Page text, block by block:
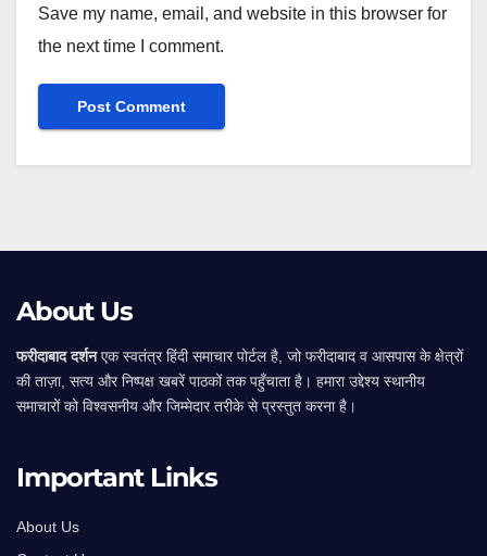
Save my name, email, and website in this browser for
the next time I comment.
About Us
फरीदाबाद दर्शनएक स्वतंत्र हिंदी समाचार पोर्टल है, जो फरीदाबाद व आसपास के क्षेत्रों
की ताज़ा, सत्य और निष्पक्ष खबरें पाठकों तक पहुँचाता है। हमारा उद्देश्य स्थानीय
समाचारों को विश्वसनीय और जिम्मेदार तरीके से प्रस्तुत करना है।
Important Links
About Us